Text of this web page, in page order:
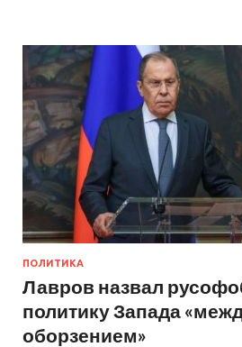
ПОЛИТИКА
Лавров назвал
политику Запада
оборзением»